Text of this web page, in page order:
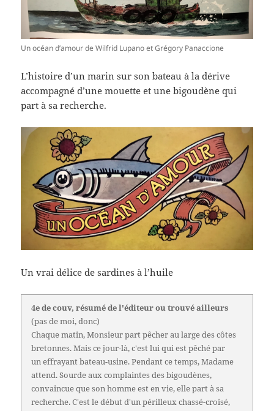
Un océan d’amour de Wilfrid Lupano et Grégory Panaccione
L’histoire d’un marin sur son bateau à la dérive
accompagné d’une mouette et une bigoudène qui
part à sa recherche.
Un vrai délice de sardines à l’huile
4e de couv, résumé de l'éditeur ou trouvé ailleurs
(pas de moi, donc)
Chaque matin, Monsieur part pêcher au large des côtes
bretonnes. Mais ce jour-là, c'est lui qui est pêché par
un effrayant bateau-usine. Pendant ce temps, Madame
attend. Sourde aux complaintes des bigoudènes,
convaincue que son homme est en vie, elle part à sa
recherche. C'est le début d'un périlleux chassé-croisé,